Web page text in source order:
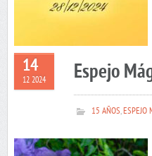
14
12 2024 Espejo
15 AÑOS,ESPEJO